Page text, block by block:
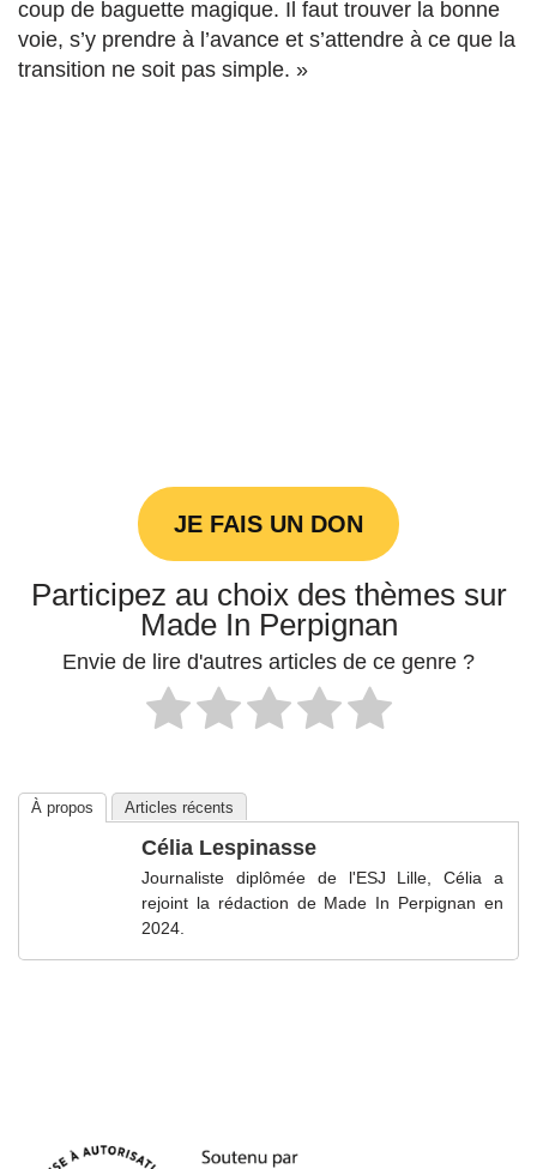
coup de baguette magique. Il faut trouver la bonne
voie, s’y prendre à l’avance et s’attendre à ce que la
transition ne soit pas simple. »
JE FAIS UN DON
Participez au choix des thèmes sur
Made In Perpignan
Envie de lire d'autres articles de ce genre ?
À propos Articles récents
Célia Lespinasse
Journaliste diplômée de l'ESJ Lille, Célia a
rejoint la rédaction de Made In Perpignan en
2024.